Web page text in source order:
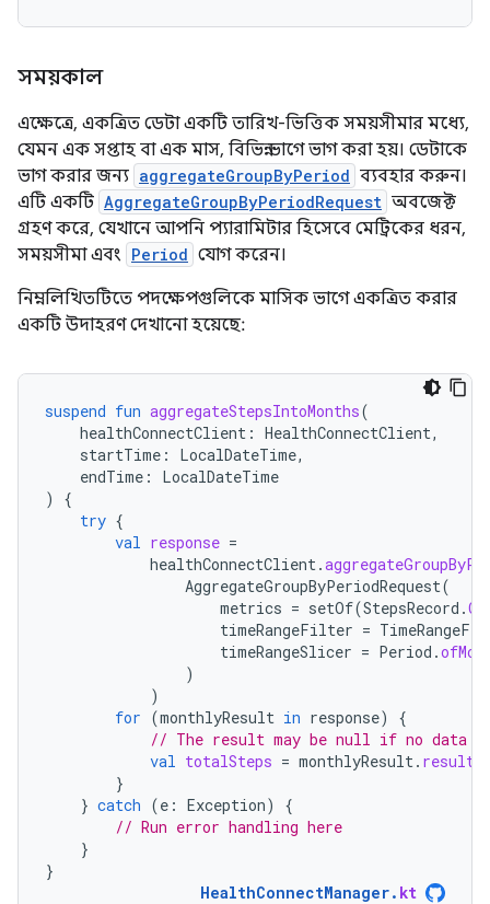
সময়কাল
এক্ষেত্রে, একত্রিত ডেটা একটি তারিখ-ভিত্তিক সময়সীমার মধ্যে,
যেমন এক সপ্তাহ বা এক মাস, বিভিন্ন ভাগে ভাগ করা হয়। ডেটাকে
ভাগ করার জন্য aggregateGroupByPeriod ব্যবহার করুন।
এটি একটি AggregateGroupByPeriodRequest অবজেক্ট
গ্রহণ করে, যেখানে আপনি প্যারামিটার হিসেবে মেট্রিকের ধরন,
সময়সীমা এবং Period যোগ করেন।
নিম্নলিখিতটিতে পদক্ষেপগুলিকে মাসিক ভাগে একত্রিত করার
একটি উদাহরণ দেখানো হয়েছে:
suspend fun aggregateStepsIntoMonths(
healthConnectClient : HealthConnectClient,
startTime : LocalDateTime,
endTime :
LocalDateTime
)
{
try {
val response =
healthConnectClient.
AggregateGroupByPeriodRequest(
metrics = setOf(StepsRecord .
timeRangeFilter =
timeRangeSlicer = Period .
)
)
for (monthlyResult in response)
{
// The result may be null if no data
val totalSteps = monthlyResult. result
}
} catch (e : Exception)
{
// Run error handling here
}
}
HealthConnectManager. kt